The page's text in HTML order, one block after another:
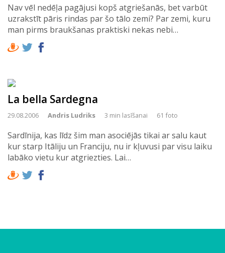
Nav vēl nedēļa pagājusi kopš atgriešanās, bet varbūt
uzrakstīt pāris rindas par šo tālo zemi? Par zemi, kuru
man pirms braukšanas praktiski nekas nebi…
La bella Sardegna
29.08.2006 Andris Ludriks 3 min lasīšanai 61 foto
Sardīnija, kas līdz šim man asociējās tikai ar salu kaut
kur starp Itāliju un Franciju, nu ir kļuvusi par visu laiku
labāko vietu kur atgriezties. Lai…